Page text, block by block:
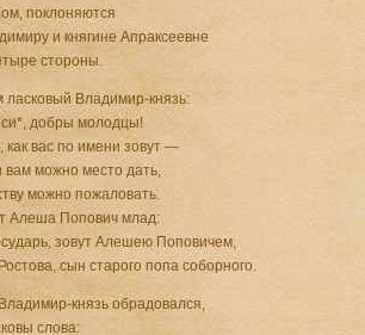
поклоняются
и княгине Апраксеевне
стороны.
ласковый Владимир-князь:
добры молодцы!
как вас по имени зовут —
вам можно место дать,
можно пожаловать.
Алеша Попович млад:
зовут Алешею Поповичем,
сын старого попа соборного.
князь обрадовался,
слова: